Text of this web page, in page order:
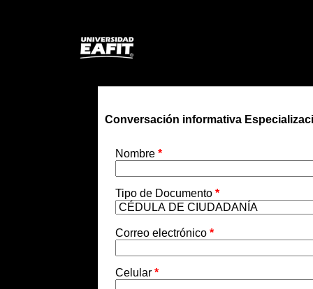
Conversación informativa
Nombre *
Tipo de Documento *
Correo electrónico *
Celular *